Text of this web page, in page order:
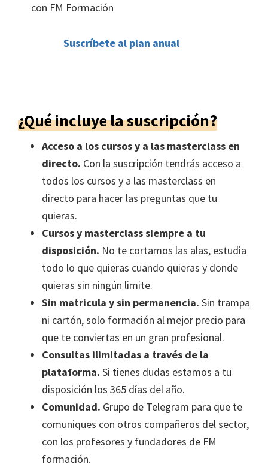
con FM Formación
Suscríbete al plan anual
¿Qué incluye la suscripción?
Acceso a los cursos y a las masterclass en
directo. Con la suscripción tendrás acceso a
todos los cursos y a las masterclass en
directo para hacer las preguntas que tu
quieras.
Cursos y masterclass siempre a tu
disposición. No te cortamos las alas, estudia
todo lo que quieras cuando quieras y donde
quieras sin ningún limite.
Sin matricula y sin permanencia. Sin trampa
ni cartón, solo formación al mejor precio para
que te conviertas en un gran profesional.
Consultas ilimitadas a través de la
plataforma. Si tienes dudas estamos a tu
disposición los 365 días del año.
Comunidad. Grupo de Telegram para que te
comuniques con otros compañeros del sector,
con los profesores y fundadores de FM
formación.